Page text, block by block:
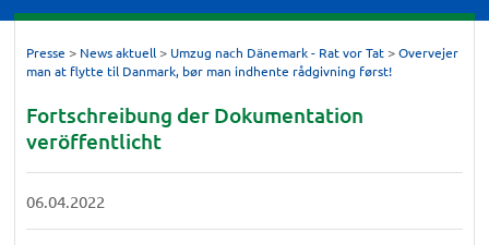
Presse > News aktuell > Umzug nach Dänemark - Rat vor Tat > Overvejer
man at flytte til Danmark, bør man indhente rådgivning først!
Fortschreibung der Dokumentation
veröffentlicht
06.04.2022